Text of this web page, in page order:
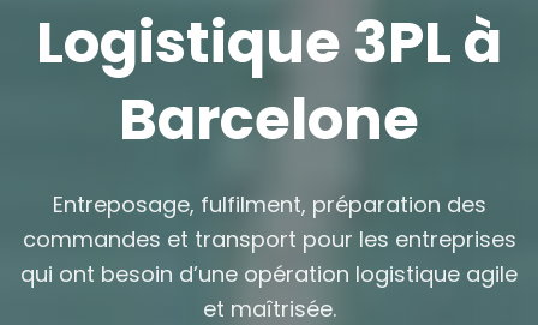
Logistique 3PL à
Barcelone
Entreposage, fulfilment, préparation des
commandes et transport pour les entreprises
qui ont besoin d’une opération logistique agile
et maîtrisée.